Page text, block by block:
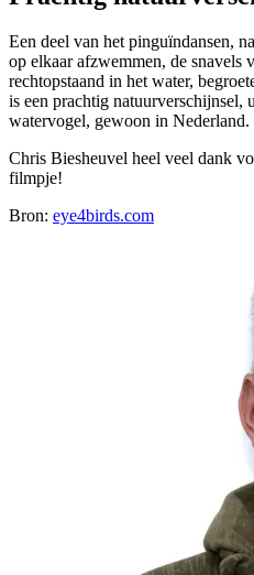
Een deel van het pinguïndansen,
op elkaar afzwemmen, de snavels
rechtopstaand in het water,
is een prachtig natuurverschijnsel,
watervogel, gewoon in Nederland.
Chris Biesheuvel heel veel dank
filmpje!
Bron: eye4birds.com